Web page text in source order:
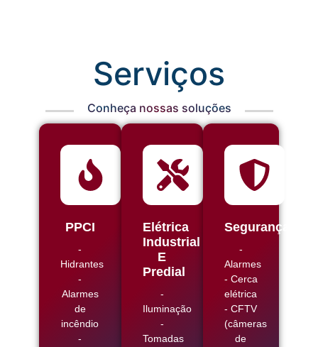
Serviços
Conheça nossas soluções
PPCI
-
Hidrantes
-
Alarmes
de
incêndio
-
Elétrica
Industrial
E
Predial
-
Iluminação
-
Tomadas
Segurança
-
Alarmes
- Cerca
elétrica
- CFTV
(câmeras
de